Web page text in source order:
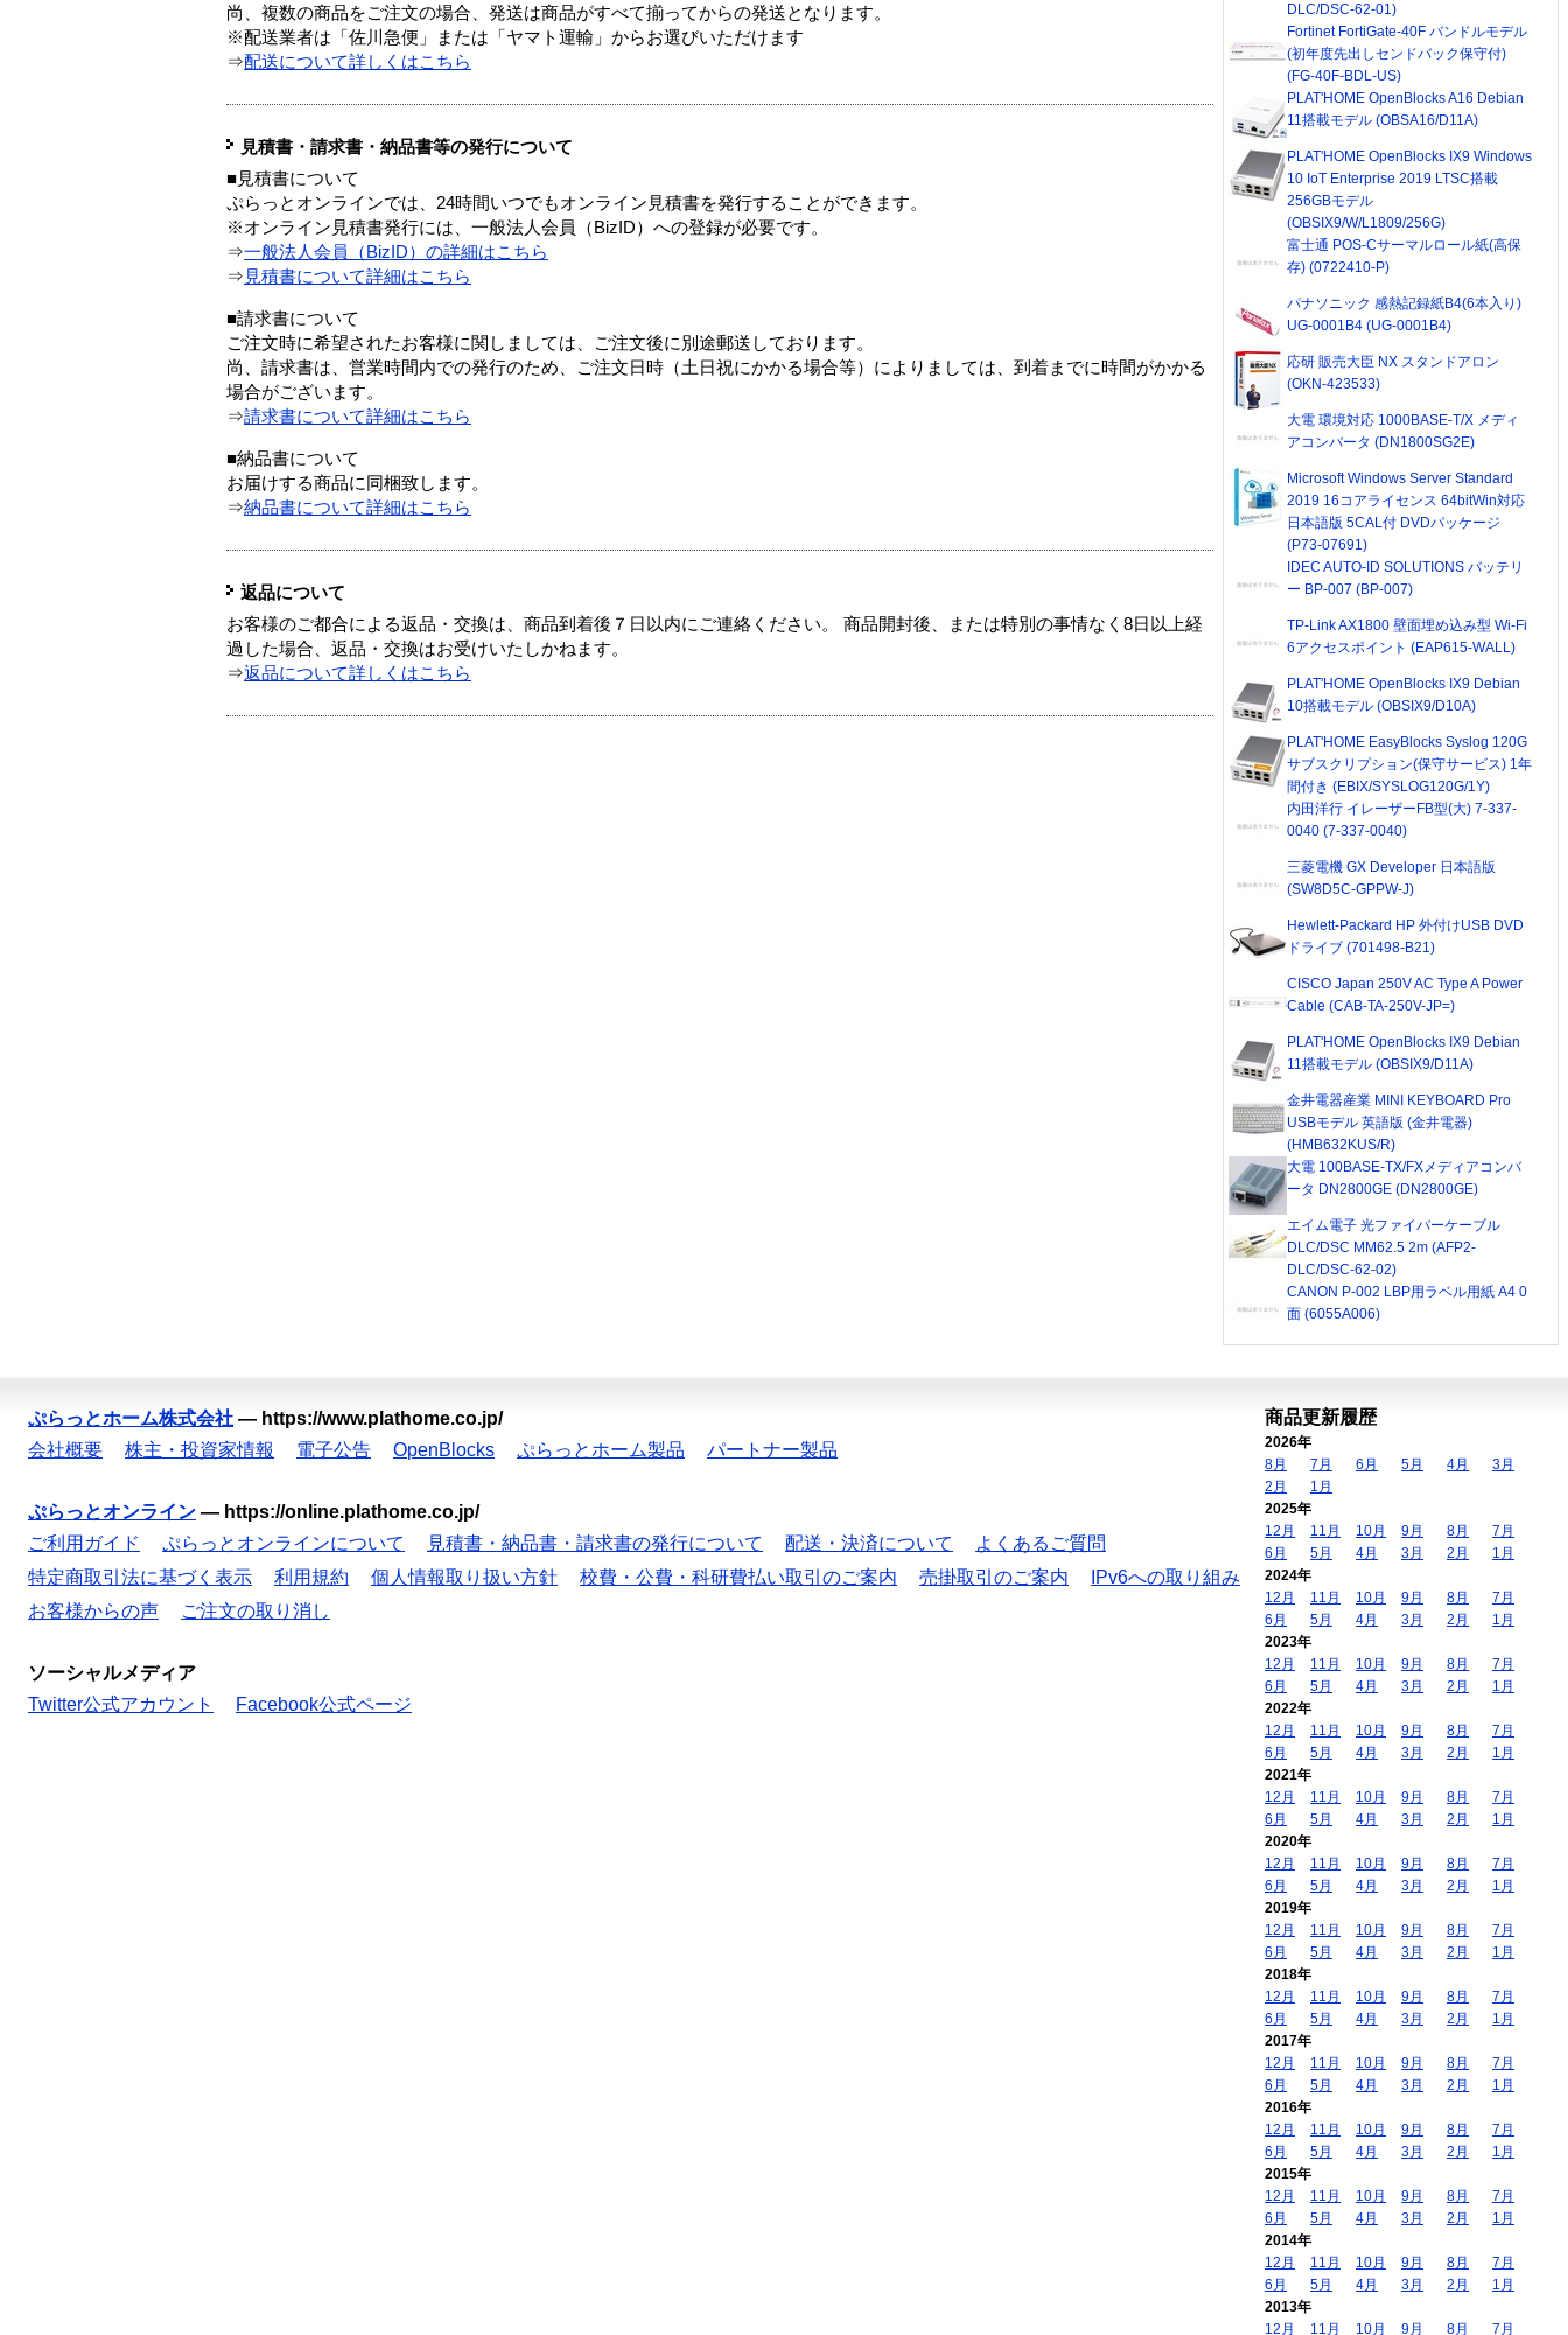
尚、複数の商品をご注文の場合、発送は商品がすべて揃ってからの発送となります。
※配送業者は「佐川急便」または「ヤマト運輸」からお選びいただけます
⇒配送について詳しくはこちら
見積書・請求書・納品書等の発行について
■見積書について
ぷらっとオンラインでは、24時間いつでもオンライン見積書を発行することができます。
※オンライン見積書発行には、一般法人会員（BizID）への登録が必要です。
⇒一般法人会員（BizID）の詳細はこちら
⇒ 見積書について詳細はこちら
■請求書について
ご注文時に希望されたお客様に関しましては、ご注文後に別途郵送しております。
尚、請求書は、営業時間内での発行のため、ご注文日時（土日祝にかかる場合等）によりましては、到着までに時間がかかる
場合がございます。
⇒請求書について詳細はこちら
■納品書について
お届けする商品に同梱致します。
⇒納品書について詳細はこちら
返品について
お客様のご都合による返品・交換は、商品到着後７日以内にご連絡ください。 商品開封後、または特別の事情なく8日以上経
過した場合、返品・交換はお受けいたしかねます。
⇒返品について詳しくはこちら
DLC/DSC-62-01)
Fortinet FortiGate-40F バンドルモデル
(初年度先出しセンドバック保守付)
(FG-40F-BDL-US)
PLAT'HOME OpenBlocks A16 Debian
11搭載モデル (OBSA16/D11A)
PLAT'HOME OpenBlocks IX9 Windows
10 IoT Enterprise 2019 LTSC搭載
256GBモデル
(OBSIX9/W/L1809/256G)
富士通 POS-Cサーマルロール紙(高保
存) (0722410-P)
パナソニック 感熱記録紙B4(6本入り)
UG-0001B4 (UG-0001B4)
応研 販売大臣 NX スタンドアロン
(OKN-423533)
大電 環境対応 1000BASE-T/X メディ
アコンバータ (DN1800SG2E)
Microsoft Windows Server Standard
2019 16コアライセンス 64bitWin対応
日本語版 5CAL付 DVDパッケージ
(P73-07691)
IDEC AUTO-ID SOLUTIONS バッテリ
ー BP-007 (BP-007)
TP-Link AX1800 壁面埋め込み型 Wi-Fi
6アクセスポイント (EAP615-WALL)
PLAT'HOME OpenBlocks IX9 Debian
10搭載モデル (OBSIX9/D10A)
PLAT'HOME EasyBlocks Syslog 120G
サブスクリプション(保守サービス) 1年
間付き (EBIX/SYSLOG120G/1Y)
内田洋行 イレーザーFB型(大) 7-337-
0040 (7-337-0040)
三菱電機 GX Developer 日本語版
(SW8D5C-GPPW-J)
Hewlett-Packard HP 外付けUSB DVD
ドライブ (701498-B21)
CISCO Japan 250V AC Type A Power
Cable (CAB-TA-250V-JP=)
PLAT'HOME OpenBlocks IX9 Debian
11搭載モデル (OBSIX9/D11A)
金井電器産業 MINI KEYBOARD Pro
USBモデル 英語版 (金井電器)
(HMB632KUS/R)
大電 100BASE-TX/FXメディアコンバ
ータ DN2800GE (DN2800GE)
エイム電子 光ファイバーケーブル
DLC/DSC MM62.5 2m (AFP2-
DLC/DSC-62-02)
CANON P-002 LBP用ラベル用紙 A4 0
面 (6055A006)
ぷらっとホーム株式会社 — https://www.plathome.co.jp/
会社概要
株主・投資家情報 電子公告 OpenBlocks ぷらっとホーム製品 パートナー製品
ぷらっとオンライン — https://online.plathome.co.jp/
ご利用ガイド
ぷらっとオンラインについて 見積書・納品書・請求書の発行について 配送・決済について
よくあるご質問
特定商取引法に基づく表示
利用規約 個人情報取り扱い方針 校費・公費・科研費払い取引のご案内 売掛取引のご案内
IPv6への取り組み
お客様からの声
ご注文の取り消し
ソーシャルメディア
Twitter公式アカウント
Facebook公式ページ
商品更新履歴
2026年
8月
7月 6月 5月 4月
3月
2月
1月
2025年
12月
11月 10月 9月 8月
7月
6月
5月 4月 3月 2月
1月
2024年
12月
11月 10月 9月 8月
7月
6月
5月 4月 3月 2月
1月
2023年
12月
11月 10月 9月 8月
7月
6月
5月 4月 3月 2月
1月
2022年
12月
11月 10月 9月 8月
7月
6月
5月 4月 3月 2月
1月
2021年
12月
11月 10月 9月 8月
7月
6月
5月 4月 3月 2月
1月
2020年
12月
11月 10月 9月 8月
7月
6月
5月 4月 3月 2月
1月
2019年
12月
11月 10月 9月 8月
7月
6月
5月 4月 3月 2月
1月
2018年
12月
11月 10月 9月 8月
7月
6月
5月 4月 3月 2月
1月
2017年
12月
11月 10月 9月 8月
7月
6月
5月 4月 3月 2月
1月
2016年
12月
11月 10月 9月 8月
7月
6月
5月 4月 3月 2月
1月
2015年
12月
11月 10月 9月 8月
7月
6月
5月 4月 3月 2月
1月
2014年
12月
11月 10月 9月 8月
7月
6月
5月 4月 3月 2月
1月
2013年
12月
11月 10月 9月 8月 7月